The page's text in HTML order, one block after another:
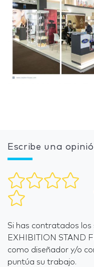
Escribe una
Si has contratados los
EXHIBITION STAND
como diseñador y/o
puntúa su trabajo.